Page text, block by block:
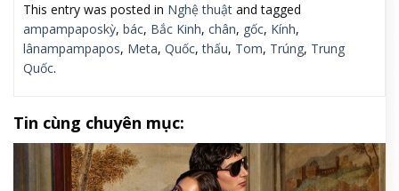
This entry was posted in Nghệ thuật and tagged
ampampaposkỳ, bác, Bắc Kinh, chân, gốc, Kính,
lânampampapos, Meta, Quốc,thấu, Tom, Trúng, Trung
Quốc.
Tin cùng chuyên mục: